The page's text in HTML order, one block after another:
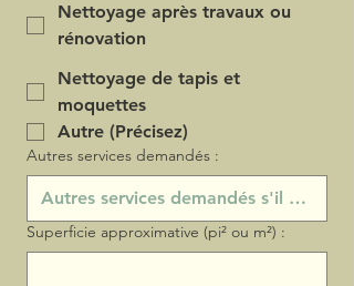
Nettoyage après travaux ou
rénovation
Nettoyage de tapis et
moquettes
Autre (Précisez)
Autres services demandés :
Superficie approximative (pi² ou m²) :